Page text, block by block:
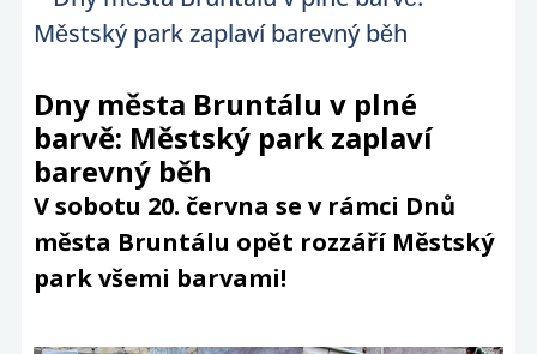
Dny města Bruntálu v plné
barvě: Městský park zaplaví
barevný běh
V sobotu 20. června se v rámci Dnů
města Bruntálu opět rozzáří Městský
park všemi barvami!